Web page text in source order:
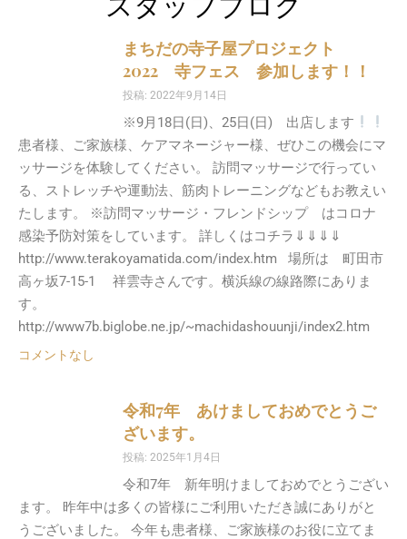
まちだの寺子屋プロジェクト
2022 寺フェス 参加します！！
投稿: 2022年9月14日
※9月18日(日)、25日(日) 出店します
患者様、ご家族様、ケアマネージャー様、ぜひこの機会にマ
ッサージを体験してください。 訪問マッサージで行ってい
る、ストレッチや運動法、筋肉トレーニングなどもお教えい
たします。 ※訪問マッサージ・フレンドシップ はコロナ
感染予防対策をしています。 詳しくはコチラ⇓⇓⇓⇓
http://www.terakoyamatida.com/index.htm 場所は 町田市
高ヶ坂7-15-1 祥雲寺さんです。横浜線の線路際にありま
す。
http://www7b.biglobe.ne.jp/~machidashouunji/index2.htm
コメントなし
令和7年 あけましておめでとうご
ざいます。
投稿: 2025年1月4日
令和7年 新年明けましておめでとうござい
ます。 昨年中は多くの皆様にご利用いただき誠にありがと
うございました。 今年も患者様、ご家族様のお役に立てま